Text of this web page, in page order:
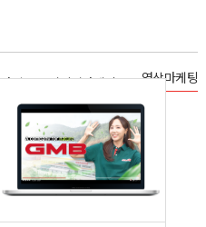
일 디지털마케팅 영상마케팅